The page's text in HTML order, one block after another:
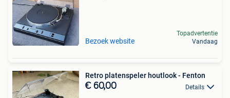
Bezoek website
Topadvertentie
Vandaag
Retro platenspeler houtlook - Fenton
€ 60,00 Details